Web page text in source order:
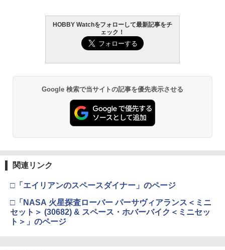
東京マルイ (TOKYO MARUI) ガスブロー
バックマシンガン No.14 20式 5.56mm
小銃 18歳以上 ガスブローバック
￥187,000
東京マルイ(TOKYO MARUI) No.21 H&K
USP HG 18歳以上エアーHOPハンドガン
￥3,409
4
￥3,815
LOCTITE(ロックタイト) シールはがし
プレミアム 220ml
タミヤ クラフトツールシリーズ No.123
先細薄刃ニッパー (ゲートカット用) プラ
モデル用工具 74123
型用接着剤 87003
￥184
HOBBY Watchをフォローして最新記事をチ
ェック！
Google 検索で当サイトの記事を優先表示させる
関連リンク
□「エイリアンのスペースダイナー」のページ
□「NASA 火星探査ローバー パーサヴィアランス＜ミニ
セット＞ (30682) & スペース・ホバーバイク＜ミニセッ
ト＞」のページ